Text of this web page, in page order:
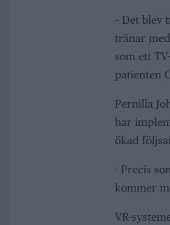
– Det blev
tränar
som ett
patienten
Pernilla
har
ökad
- Precis
kommer
VR-